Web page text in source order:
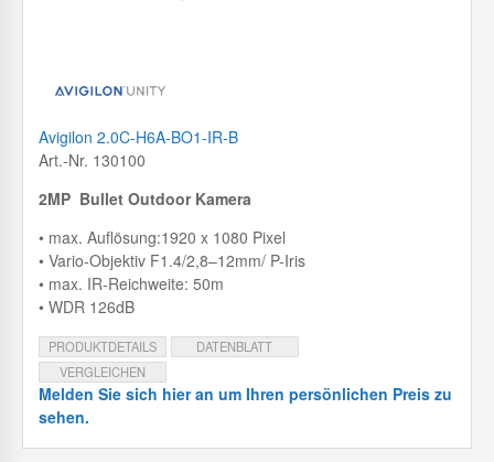
Avigilon 2.0C-H6A-BO1-IR-B
Art.-Nr. 130100
2MP Bullet Outdoor Kamera
• max. Auflösung:1920 x 1080 Pixel
• Vario-Objektiv F1.4/2,8–12mm/ P-Iris
• max. IR-Reichweite: 50m
• WDR 126dB
PRODUKTDETAILS
DATENBLATT
VERGLEICHEN
Melden Sie sich hier an um Ihren persönlichen Preis zu
sehen.